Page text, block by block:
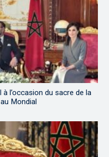
l’occasion du sacre de la
Mondial